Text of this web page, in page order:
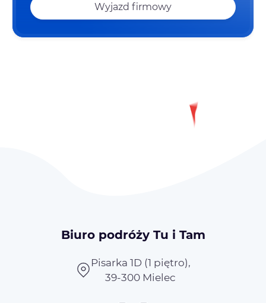
Wyjazd firmowy
Biuro podróży Tu i Tam
Pisarka 1D (1 piętro),
39-300 Mielec